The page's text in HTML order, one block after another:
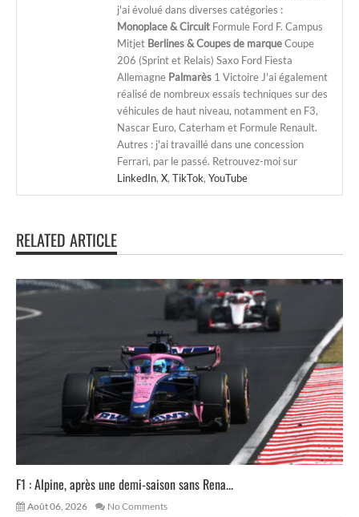
j'ai évolué dans diverses catégories :
Monoplace & Circuit Formule Ford F. Campus
Mitjet Berlines & Coupes de marqueCoupe
206 (Sprint et Relais) Saxo Ford Fiesta
Allemagne Palmarès 1 Victoire J'ai également
réalisé de nombreux essais techniques sur des
véhicules de haut niveau, notamment en F3,
Nascar Euro, Caterham et Formule Renault.
Autres : j'ai travaillé dans une concession
Ferrari, par le passé. Retrouvez-moi sur
LinkedIn, X, TikTok, YouTube
RELATED ARTICLE
F1 : Alpine, après une demi-saison sans Rena...
Août 06, 2026 No Comments